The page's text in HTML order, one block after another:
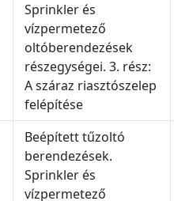
Sprinkler és
vízpermetező
oltóberendezések
részegységei. 3. rész:
A száraz riasztószelep
felépítése
Beépített tűzoltó
berendezések.
Sprinkler és
vízpermetező